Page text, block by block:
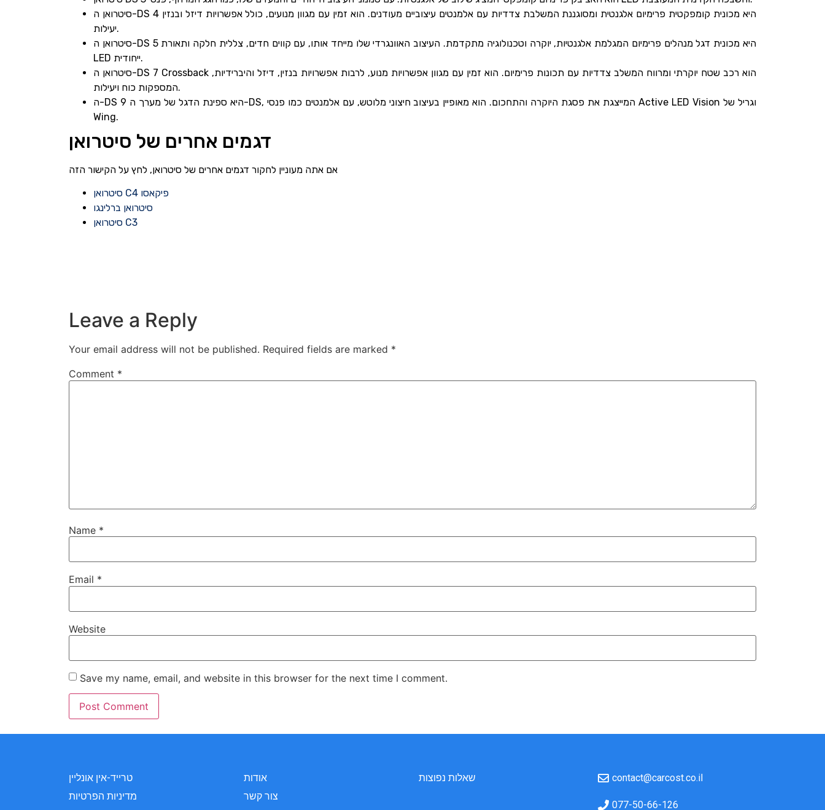
סיטרואן ה-DS 4 היא מכונית קומפקטית פרימיום אלגנטית ומסוגננת המשלבת צדדיות עם אלמנטים עיצוביים מעודנים. הוא זמין עם מגוון מנועים, כולל אפשרויות דיזל ובנזין
יעילות.
סיטרואן ה-DS 5 היא מכונית דגל מנהלים פרימיום המגלמת אלגנטיות, יוקרה וטכנולוגיה מתקדמת. העיצוב האוונגרדי שלו מייחד אותו, עם קווים חדים, צללית חלקה ותאורת
LED ייחודית.
סיטרואן ה-DS 7 Crossback הוא רכב שטח יוקרתי ומרווח המשלב צדדיות עם תכונות פרימיום. הוא זמין עם מגוון אפשרויות מנוע, לרבות אפשרויות בנזין, דיזל והיברידיות,
המספקות כוח ויעילות.
ה-DS 9 היא ספינת הדגל של מערך ה-DS, המייצגת את פסגת היוקרה והתחכום. הוא מאופיין בעיצוב חיצוני מלוטש, עם אלמנטים כמו פנסי Active LED Vision וגריל של
Wing.
דגמים אחרים של סיטרואן
אם אתה מעוניין לחקור דגמים אחרים של סיטרואן, לחץ על הקישור הזה
סיטרואן C4 פיקאסו
סיטרואן ברלינגו
סיטרואן C3
Leave a Reply
Your email address will not be published. Required fields are marked *
Comment *
Name *
Email *
Website
Save my name, email, and website in this browser for the next time I comment.
טרייד-אין אונליין
מדיניות הפרטיות
אודות
צור קשר
שאלות נפוצות contact@carcost.co.il
077-50-66-126